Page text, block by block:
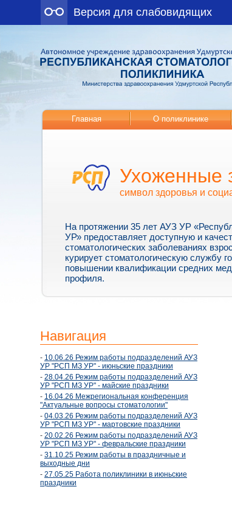
Версия для слабовидящих
Главная О поликлинике
Ухоженные
символ здоровья и
На протяжении 35 лет АУЗ УР
УР» предоставляет доступную и
стоматологических заболеваниях
курирует стоматологическую службу
повышении квалификации средних
профиля.
Навигация
- 10.06.26 Режим работы подразделений АУЗ
УР "РСП МЗ УР" - июньские праздники
- 28.04.26 Режим работы подразделений АУЗ
УР "РСП МЗ УР" - майские праздники
- 16.04.26 Межрегиональная конференция
"Актуальные вопросы стоматологии"
- 04.03.26 Режим работы подразделений АУЗ
УР "РСП МЗ УР" - мартовские праздники
- 20.02.26 Режим работы подразделений АУЗ
УР "РСП МЗ УР" - февральские праздники
- 31.10.25 Режим работы в праздничные и
выходные дни
- 27.05.25 Работа поликлиники в июньские
праздники